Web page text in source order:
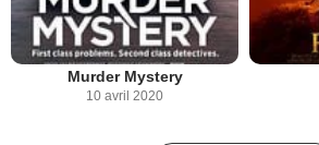
Murder Mystery
10 avril 2020